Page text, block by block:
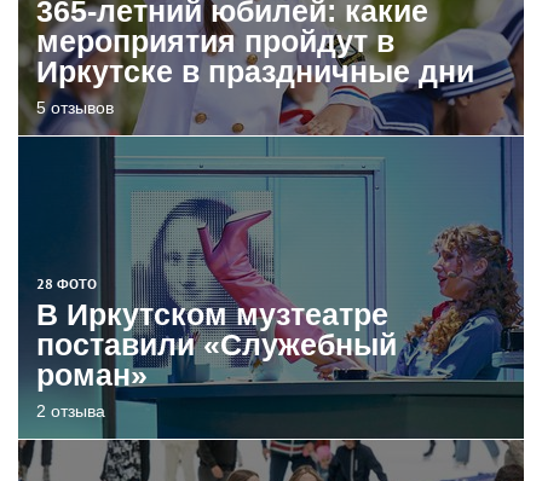
365-летний юбилей: какие
мероприятия пройдут в
Иркутске в праздничные дни
5 отзывов
28 ФОТО
В Иркутском музтеатре
поставили «Служебный
роман»
2 отзыва